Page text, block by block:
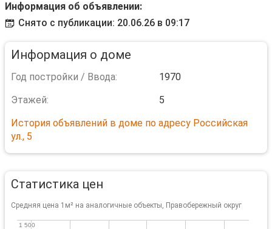
Информация об объявлении:
Снято с публикации: 20.06.26 в 09:17
Информация о доме
Год постройки / Ввода:
1970
Этажей:
5
История объявлений в доме по адресу Российская
ул., 5
Статистика цен
Средняя цена 1м² на аналогичные объекты, Правобережный округ
1 500
1 500